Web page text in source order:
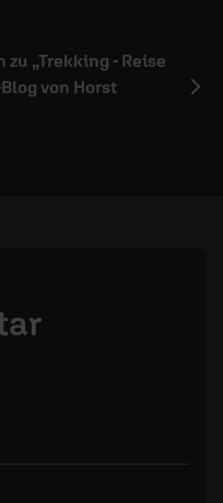
„Trekking - Reise
von Horst